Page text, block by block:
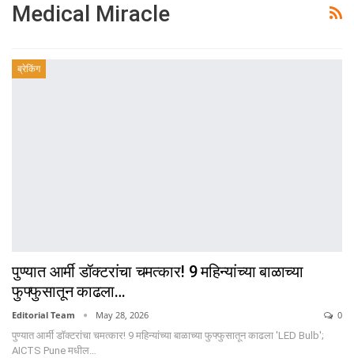
Medical Miracle
ब्रेकिंग
पुण्यात आर्मी डॉक्टरांचा चमत्कार! 9 महिन्यांच्या बाळाच्या
फुफ्फुसातून काढला…
Editorial Team May 28, 2026
0
पुण्यात आर्मी डॉक्टरांचा चमत्कार! 9 महिन्यांच्या बाळाच्या फुफ्फुसातून काढला 'LED Bulb';
AICTS Pune मधील…